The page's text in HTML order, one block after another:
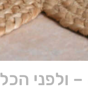
– ולפני